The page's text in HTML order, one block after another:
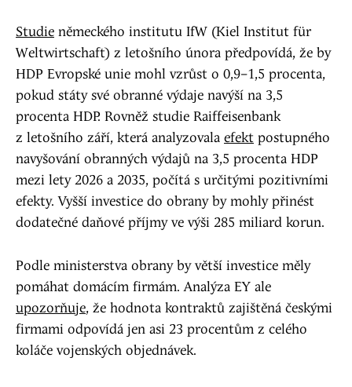
Studie německého institutu IfW (Kiel Institut für
Weltwirtschaft) z letošního února předpovídá, že by
HDP Evropské unie mohl vzrůst o 0,9–1,5 procenta,
pokud státy své obranné výdaje navýší na 3,5
procenta HDP. Rovněž studie Raiffeisenbank
z letošního září, která analyzovala efekt postupného
navyšování obranných výdajů na 3,5 procenta HDP
mezi lety 2026 a 2035, počítá s určitými pozitivními
efekty. Vyšší investice do obrany by mohly přinést
dodatečné daňové příjmy ve výši 285 miliard korun.
Podle ministerstva obrany by větší investice měly
pomáhat domácím firmám. Analýza EY ale
upozorňuje, že hodnota kontraktů zajištěná českými
firmami odpovídá jen asi 23 procentům z celého
koláče vojenských objednávek.